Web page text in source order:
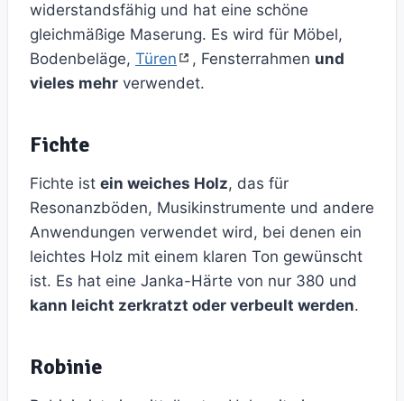
widerstandsfähig und hat eine schöne
gleichmäßige Maserung. Es wird für Möbel,
Bodenbeläge, Türen , Fensterrahmen und
vieles mehr verwendet.
Fichte
Fichte ist ein weiches Holz, das für
Resonanzböden, Musikinstrumente und andere
Anwendungen verwendet wird, bei denen ein
leichtes Holz mit einem klaren Ton gewünscht
ist. Es hat eine Janka-Härte von nur 380 und
kann leicht zerkratzt oder verbeult werden.
Robinie